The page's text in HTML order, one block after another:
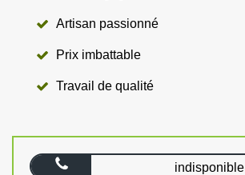
Artisan passionné
Prix imbattable
Travail de qualité
indisponible